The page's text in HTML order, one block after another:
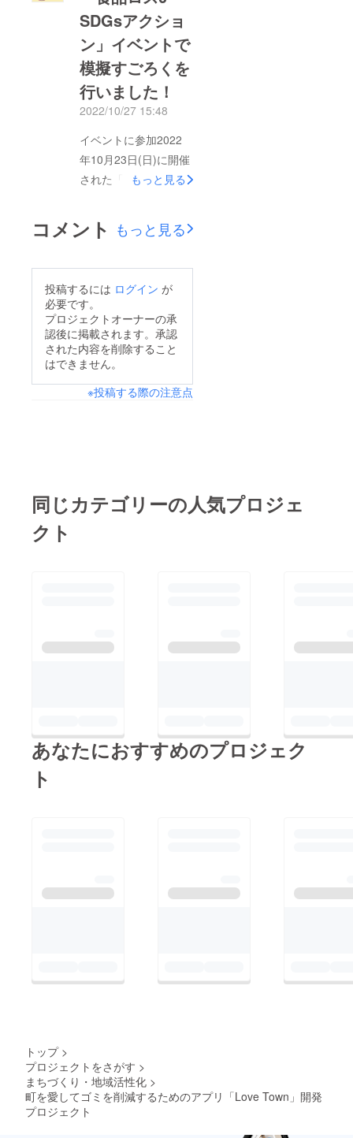
SDGsアクショ
ン」イベントで
模擬すごろくを
行いました！
2022/10/27 15:48
イベントに参加2022
年10月23日(日)に開催
された「食品ロス0・
ベントにて、開発中の
すごろくを、小学生〜
た！参加者の反応多く
の学生に参加いただ
き、ごみをなくすため
の行動や考え方につい
だく機会となりまし
なったかと思います！
今後について今後、ク
てい区予定ですので、
もっと見る
コメント もっと見る
投稿するには ログイン が
必要です。
プロジェクトオーナーの承
認後に掲載されます。承認
された内容を削除すること
はできません。
※投稿する際の注意点
同じカテゴリーの人気プロジェ
クト
あなたにおすすめのプロジェク
ト
トップ >
プロジェクトをさがす >
まちづくり・地域活性化 >
町を愛してゴミを削減するためのアプリ「Love Town」開発
プロジェクト